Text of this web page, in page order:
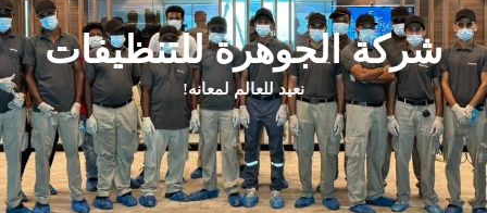
شركة الجوهرة للتنظيفات
نعيد للعالم لمعانه!